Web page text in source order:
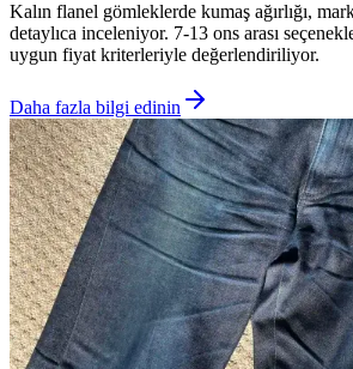
Kalın flanel gömleklerde kumaş ağırlığı,
detaylıca inceleniyor. 7-13 ons arası
uygun fiyat kriterleriyle değerlendiriliyor.
Daha fazla bilgi edinin